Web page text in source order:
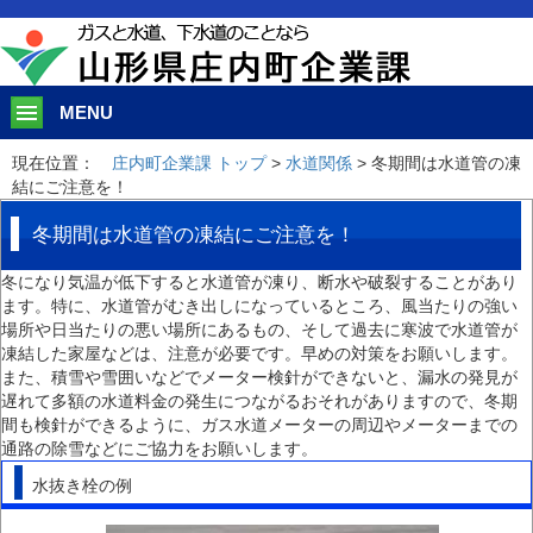
MENU
現在位置： 庄内町企業課 トップ> 水道関係 > 冬期間は水道管の凍
結にご注意を！
冬期間は水道管の凍結にご注意を！
冬になり気温が低下すると水道管が凍り、断水や破裂することがあり
ます。特に、水道管がむき出しになっているところ、風当たりの強い
場所や日当たりの悪い場所にあるもの、そして過去に寒波で水道管が
凍結した家屋などは、注意が必要です。早めの対策をお願いします。
また、積雪や雪囲いなどでメーター検針ができないと、漏水の発見が
遅れて多額の水道料金の発生につながるおそれがありますので、冬期
間も検針ができるように、ガス水道メーターの周辺やメーターまでの
通路の除雪などにご協力をお願いします。
水抜き栓の例